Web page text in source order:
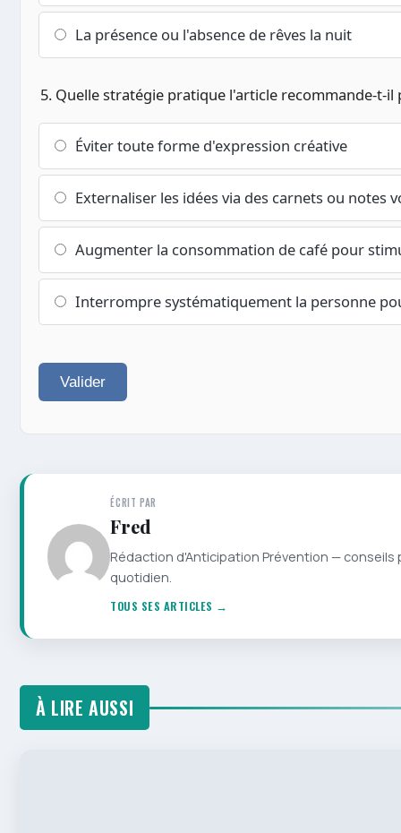
La présence ou l'absence de rêves la nuit
5. Quelle stratégie pratique l'article recommande-t-il
Éviter toute forme d'expression créative
Externaliser les idées via des carnets ou notes
Augmenter la consommation de café pour
Interrompre systématiquement la personne
Valider
ÉCRIT PAR
Fred
Rédaction d'Anticipation Prévention —
quotidien.
TOUS SES ARTICLES →
À LIRE AUSSI